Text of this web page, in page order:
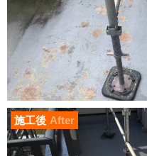
施工後 After